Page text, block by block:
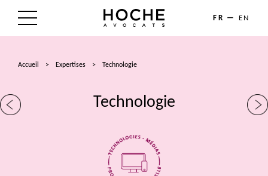
FR EN
LES AVOCATS
Accueil > Expertises > Technologie
Technologie